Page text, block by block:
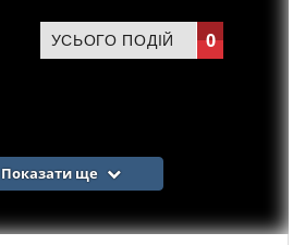
УСЬОГО ПОДІЙ 0
Показати ще